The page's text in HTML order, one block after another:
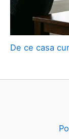
De ce casa